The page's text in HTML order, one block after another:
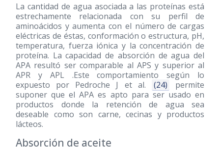
La cantidad de agua asociada a las proteínas está
estrechamente relacionada con su perfil de
aminoácidos y aumenta con el número de cargas
eléctricas de éstas, conformación o estructura, pH,
temperatura, fuerza iónica y la concentración de
proteína. La capacidad de absorción de agua del
APA resultó ser comparable al APS y superior al
APR y APL .Este comportamiento según lo
expuesto por Pedroche J et al.
(24)
permite
suponer que el APA es apto para ser usado en
productos donde la retención de agua sea
deseable como son carne, cecinas y productos
lácteos.
Absorción de aceite